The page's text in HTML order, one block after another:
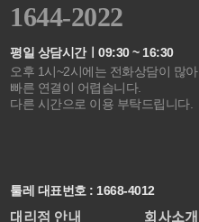
1644-2022
평일 상담시간ㅣ09:30 ~ 16:30
오후 1시~2시에는 전화상담이 많아
빠른 연결이 어렵습니다.
다른 시간으로 이용 부탁드립니다.
툴레 대표번호 : 1668-4012
대리점 안내 회사소개